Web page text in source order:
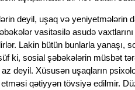
deyil, uşaq və yeniyetmələrin
vasitəsilə asudə vaxtlarını
Lakin bütün bunlarla yanaşı,
ki, sosial şəbəkələrin müsbət
deyil. Xüsusən uşaqların
qətiyyən tövsiyə edilmir.